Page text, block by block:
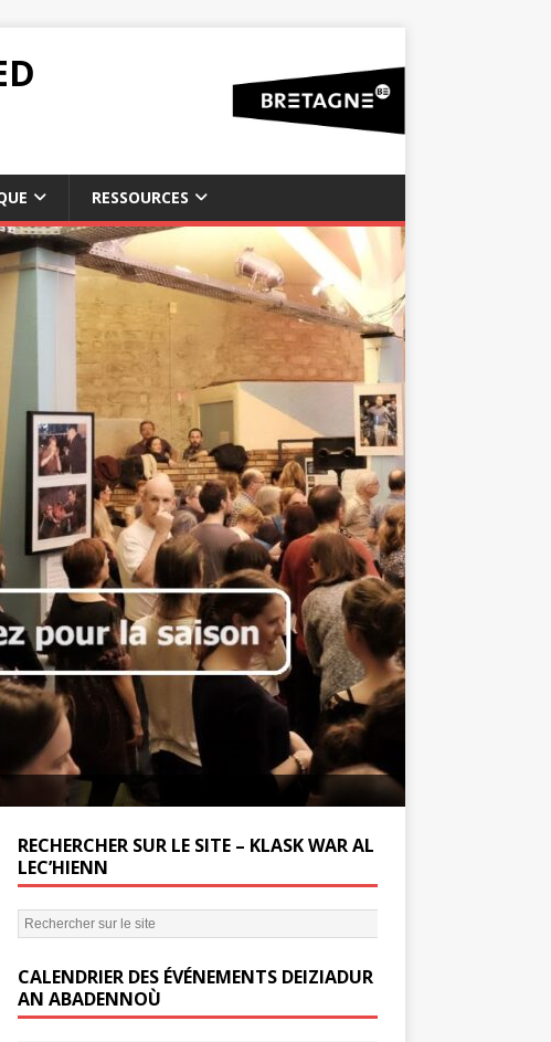
RESSOURCES
RECHERCHER SUR LE SITE – KLASK WAR AL
LEC’HIENN
CALENDRIER DES ÉVÉNEMENTS DEIZIADUR
AN ABADENNOÙ